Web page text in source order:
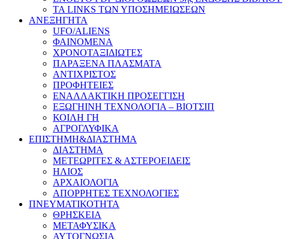
ΤΑ LINKS ΤΩΝ ΥΠΟΣΗΜΕΙΩΣΕΩΝ
ΑΝΕΞΗΓΗΤΑ
UFO/ALIENS
ΦΑΙΝΟΜΕΝΑ
ΧΡΟΝΟΤΑΞΙΔΙΩΤΕΣ
ΠΑΡΑΞΕΝΑ ΠΛΑΣΜΑΤΑ
ΑΝΤΙΧΡΙΣΤΟΣ
ΠΡΟΦΗΤΕΙΕΣ
ΕΝΑΛΛΑΚΤΙΚΗ ΠΡΟΣΕΓΓΙΣΗ
ΕΞΩΓΗΙΝΗ ΤΕΧΝΟΛΟΓΙΑ – ΒΙΟΤΣΙΠ
ΚΟΙΛΗ ΓΗ
ΑΓΡΟΓΛΥΦΙΚΑ
ΕΠΙΣΤΗΜΗ&ΔΙΑΣΤΗΜΑ
ΔΙΑΣΤΗΜΑ
ΜΕΤΕΩΡΙΤΕΣ & ΑΣΤΕΡΟΕΙΔΕΙΣ
ΗΛΙΟΣ
ΑΡΧΑΙΟΛΟΓΙΑ
ΑΠΟΡΡΗΤΕΣ ΤΕΧΝΟΛΟΓΙΕΣ
ΠΝΕΥΜΑΤΙΚΟΤΗΤΑ
ΘΡΗΣΚΕΙΑ
ΜΕΤΑΦΥΣΙΚΑ
ΑΥΤΟΓΝΩΣΙΑ